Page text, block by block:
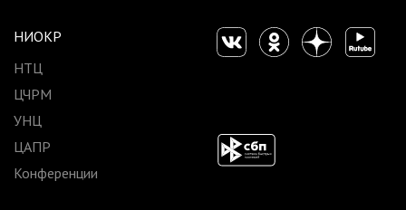
НИОКР
НТЦ
ЦЧРМ
УНЦ
ЦАПР
Конференции